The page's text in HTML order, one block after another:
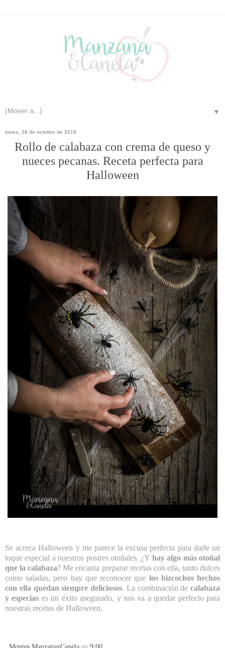
▼
lunes, 28 de octubre de 2019
Rollo de calabaza con crema de queso y
nueces pecanas. Receta perfecta para
Halloween
Se acerca Halloween y me parece la excusa perfecta para darle un
toque especial a nuestros postres otoñales. ¿Y hay algo más otoñal
que la calabaza? Me encanta preparar recetas con ella, tanto dulces
como saladas, pero hay que reconocer que los bizcochos hechos
con ella quedan siempre deliciosos. La combinación de calabaza
y especias es un éxito asegurado, y nos va a quedar perfecto para
nuestras recetas de Halloween.